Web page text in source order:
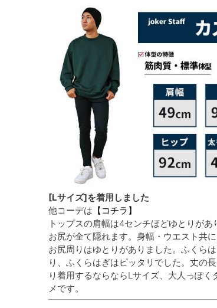
[Lサイズ]を着用しました
他コーデは 【コチラ】
トップスの肩幅は4センチほどゆとりが
お尻が全て隠れます。身幅・ウエスト共
お尻周りはゆとりがありました。ふくら
り、ふくらはぎはピッタリでした。丈の
り着用するならならLサイズ、大人っぽ
メです。